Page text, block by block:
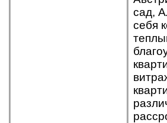
сад,
себя